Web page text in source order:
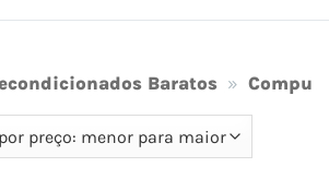
Baratos »